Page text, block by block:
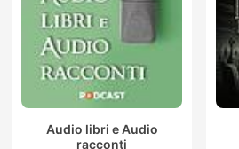
Audio libri e Audio
racconti